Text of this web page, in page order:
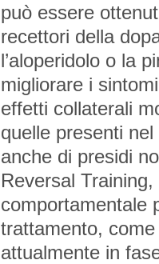
può essere
recettori della
l’aloperidolo o la
migliorare i
effetti collaterali
quelle presenti
anche di presidi
Reversal
comportamentale
trattamento,
attualmente in